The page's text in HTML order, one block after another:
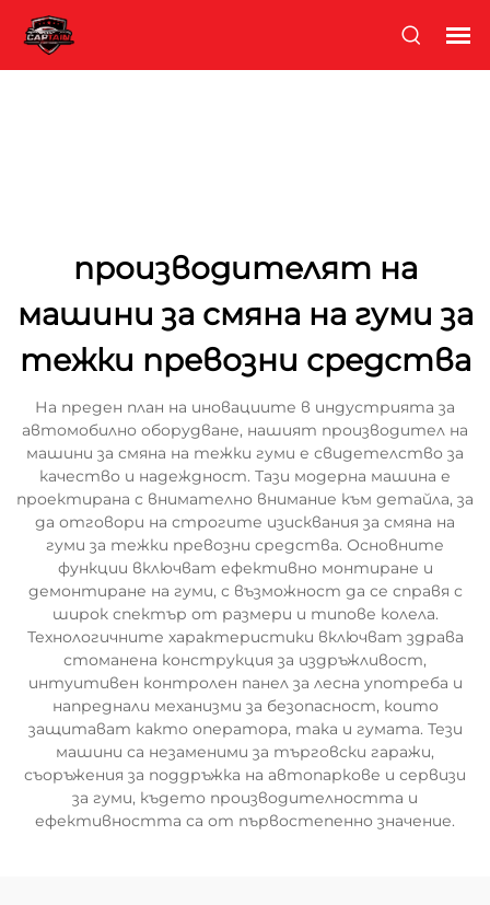
производителят на
машини за смяна на гуми за
тежки превозни средства
На преден план на иновациите в индустрията за
автомобилно оборудване, нашият производител на
машини за смяна на тежки гуми е свидетелство за
качество и надеждност. Тази модерна машина е
проектирана с внимателно внимание към детайла, за
да отговори на строгите изисквания за смяна на
гуми за тежки превозни средства. Основните
функции включват ефективно монтиране и
демонтиране на гуми, с възможност да се справя с
широк спектър от размери и типове колела.
Технологичните характеристики включват здрава
стоманена конструкция за издръжливост,
интуитивен контролен панел за лесна употреба и
напреднали механизми за безопасност, които
защитават както оператора, така и гумата. Тези
машини са незаменими за търговски гаражи,
съоръжения за поддръжка на автопаркове и сервизи
за гуми, където производителността и
ефективността са от първостепенно значение.